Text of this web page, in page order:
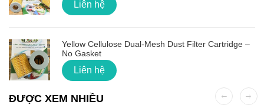
Liên hệ
Yellow Cellulose Dual-Mesh Dust Filter Cartridge –
No Gasket
Liên hệ
ĐƯỢC XEM NHIỀU